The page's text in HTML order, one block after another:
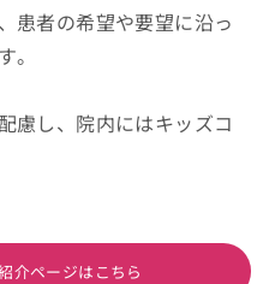
患者の希望や要望に沿っ
。
慮し、院内にはキッズコ
介ページはこちら